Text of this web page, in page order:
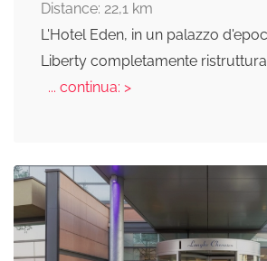
Distance: 22,1 km
L'Hotel Eden, in un palazzo
Liberty completamente
... continua: >